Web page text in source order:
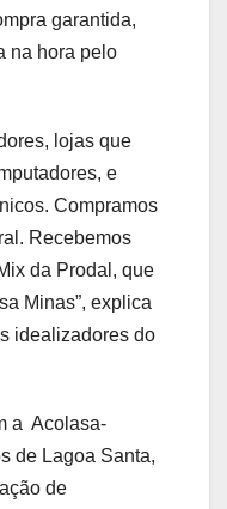
garantida,
na hora pelo
lojas que
e
Compramos
Recebemos
da Prodal, que
Minas”, explica
idealizadores do
a Acolasa-
de Lagoa Santa,
de